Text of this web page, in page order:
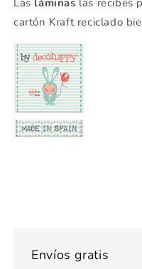
Las láminas las recibes
cartón Kraft reciclado
Envíos gratis